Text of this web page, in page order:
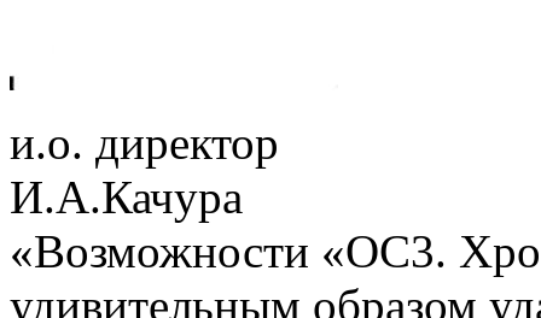
и.о. директор
И.А.Качура
«Возможности «ОС3.
удивительным образом